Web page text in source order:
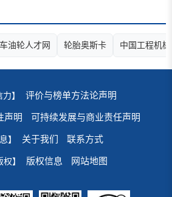
车油轮人才网 轮胎奥斯卡 中国工程机
力】 评价与榜单方法论声明
声明 可持续发展与商业责任声明
】 关于我们 联系方式
权】 版权信息 网站地图